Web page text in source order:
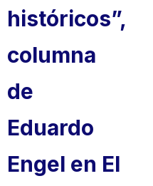
históricos”,
columna
de
Eduardo
Engel en El